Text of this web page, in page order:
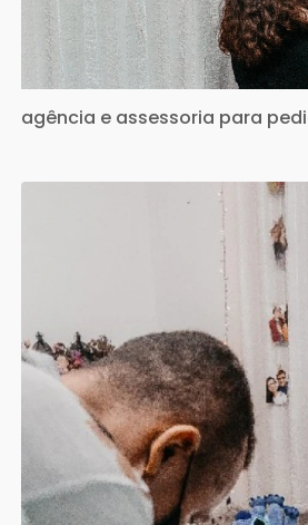
agência e assessoria para